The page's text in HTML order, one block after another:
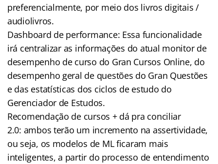
preferencialmente, por meio dos livros digitais /
audiolivros.
Dashboard de performance: Essa funcionalidade
irá centralizar as informações do atual monitor de
desempenho de curso do Gran Cursos Online, do
desempenho geral de questões do Gran Questões
e das estatísticas dos ciclos de estudo do
Gerenciador de Estudos.
Recomendação de cursos + dá pra conciliar
2.0: ambos terão um incremento na assertividade,
ou seja, os modelos de ML ficaram mais
inteligentes, a partir do processo de entendimento